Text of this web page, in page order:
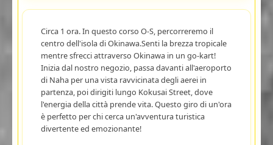
Circa 1 ora. In questo corso O-S, percorreremo il
centro dell'isola di Okinawa.Senti la brezza tropicale
mentre sfrecci attraverso Okinawa in un go-kart!
Inizia dal nostro negozio, passa davanti all'aeroporto
di Naha per una vista ravvicinata degli aerei in
partenza, poi dirigiti lungo Kokusai Street, dove
l'energia della città prende vita. Questo giro di un'ora
è perfetto per chi cerca un'avventura turistica
divertente ed emozionante!